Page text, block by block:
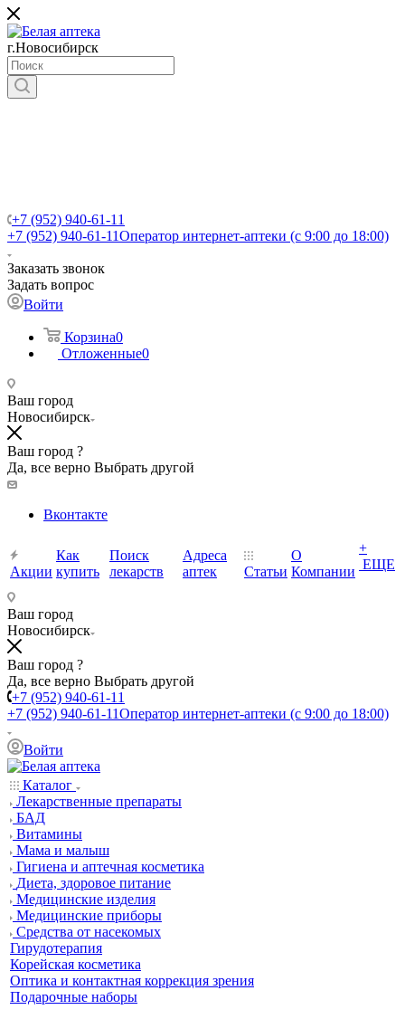
г.Новосибирск
+7 (952) 940-61-11
+7 (952) 940-61-11Оператор интернет-аптеки (с 9:00 до 18:00)
Заказать звонок
Задать вопрос
Войти
Корзина0
Отложенные0
Ваш город
Новосибирск
Ваш город ?
Да, все верно Выбрать другой
Вконтакте
Акции
Как
купить
Поиск
лекарств
Адреса
аптек
Статьи
О
Компании
+
ЕЩЕ
Ваш город
Новосибирск
Ваш город ?
Да, все верно Выбрать другой
+7 (952) 940-61-11
+7 (952) 940-61-11Оператор интернет-аптеки (с 9:00 до 18:00)
Войти
Каталог
Лекарственные препараты
БАД
Витамины
Мама и малыш
Гигиена и аптечная косметика
Диета, здоровое питание
Медицинские изделия
Медицинские приборы
Средства от насекомых
Гирудотерапия
Корейская косметика
Оптика и контактная коррекция зрения
Подарочные наборы